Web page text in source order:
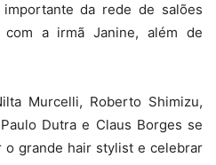
da rede de salões
com a irmã Janine, além de
Murcelli, Roberto Shimizu,
Dutra e Claus Borges se
o grande hair stylist e celebrar